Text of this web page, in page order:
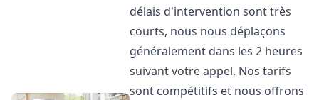
délais d'intervention sont très
courts, nous nous déplaçons
généralement dans les 2 heures
suivant votre appel. Nos tarifs
sont compétitifs et nous offrons